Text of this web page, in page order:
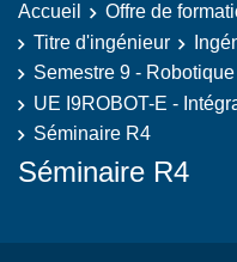
Accueil
Offre de
Titre d'ingénieur
Semestre 9 -
UE I9ROBOT-E -
Séminaire R4
Séminaire R4